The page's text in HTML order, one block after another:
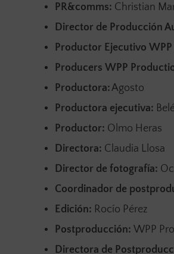
PR&comms: Christian
Director de Producción
Productor Ejecutivo WPP
Producers WPP
Productora:Agosto
Productora ejecutiva:
Productor: Olmo Heras
Directora: Claudia Llosa
Director de fotografía:
Coordinador de
Edición: Rocío Pérez
Postproducción: WPP
Directora de